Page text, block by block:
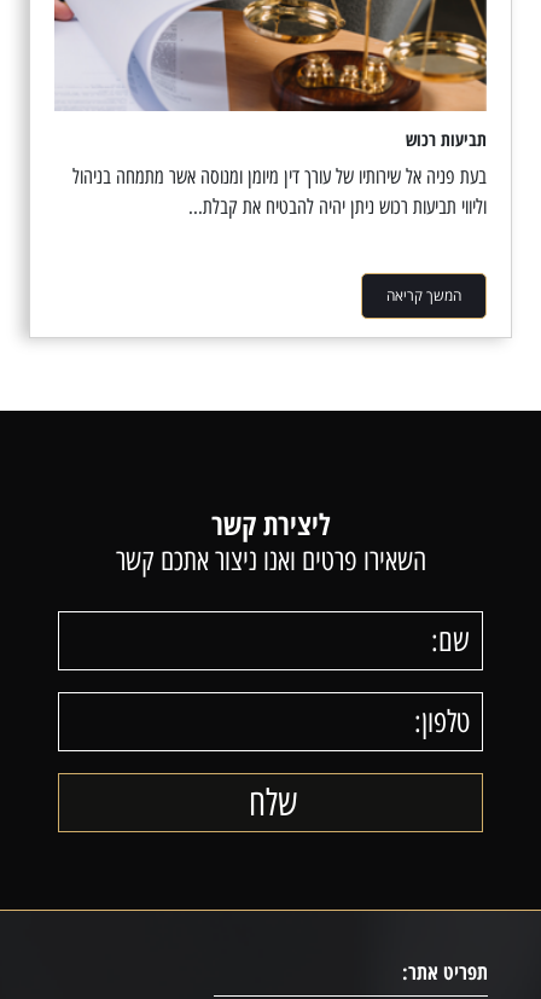
תביעות רכוש
בעת פניה אל שירותיו של עורך דין מיומן ומנוסה אשר מתמחה בניהול
וליווי תביעות רכוש ניתן יהיה להבטיח את קבלת...
המשך קריאה
ליצירת קשר
השאירו פרטים ואנו ניצור אתכם קשר
תפריט אתר: